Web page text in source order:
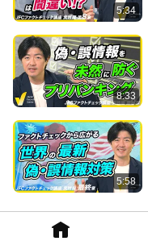
5:34
8:33
5:58